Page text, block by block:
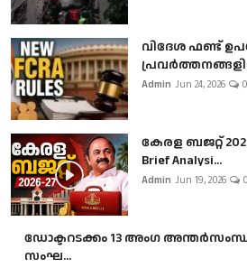
വിദേശ ഫണ്ട്
Admin Jun 24, 2026 0
കേരള ബജറ്റ്
Brief Analysi...
Admin Jun 19, 2026 0
ഡോക്ടറടക്കം 13 അംഗ
സംഘ...